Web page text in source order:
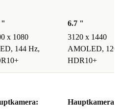
gelingen dir klare
beeindruckende Portraits.
für starke Selfies und
"
x 1080
144 Hz,
6.7 "
3120 x 1440
AMOLED, 120
HDR10+
Hauptkamera: